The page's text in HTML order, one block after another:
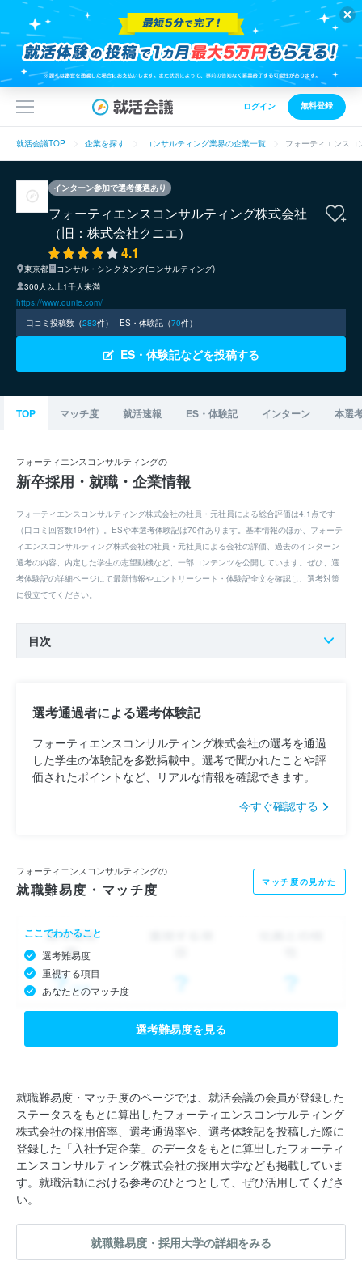
ログイン 無料登録
就活会議TOP 企業を探す コンサルティング業界の企業一覧 フォーティエンスコ
インターン参加で選考優遇あり
フォーティエンスコンサルティング株式会社
（旧：株式会社クニエ）
4.1
東京都
コンサル・シンクタンク(コンサルティング)
300人以上1千人未満
https://www.qunie.com/
口コミ投稿数（283件） ES・体験記（70件）
ES・体験記などを投稿する
TOP マッチ度 就活速報 ES・体験記 インターン 本選
フォーティエンスコンサルティングの
新卒採用・就職・企業情報
フォーティエンスコンサルティング株式会社の社員・元社員による総合評価は4.1点です
（口コミ回答数194件）。ESや本選考体験記は70件あります。基本情報のほか、フォーテ
ィエンスコンサルティング株式会社の社員・元社員による会社の評価、過去のインターン
選考の内容、内定した学生の志望動機など、一部コンテンツを公開しています。ぜひ、選
考体験記の詳細ページにて最新情報やエントリーシート・体験記全文を確認し、選考対策
に役立ててください。
目次
選考通過者による選考体験記
フォーティエンスコンサルティング株式会社の選考を通過
した学生の体験記を多数掲載中。選考で聞かれたことや評
価されたポイントなど、リアルな情報を確認できます。
今すぐ確認する
フォーティエンスコンサルティングの
就職難易度・マッチ度 マッチ度の見かた
ここでわかること
選考難易度
重視する項目
あなたとのマッチ度
選考難易度を見る
就職難易度・マッチ度のページでは、就活会議の会員が登録した
ステータスをもとに算出したフォーティエンスコンサルティング
株式会社の採用倍率、選考通過率や、選考体験記を投稿した際に
登録した「入社予定企業」のデータをもとに算出したフォーティ
エンスコンサルティング株式会社の採用大学なども掲載していま
す。就職活動における参考のひとつとして、ぜひ活用してくださ
い。
就職難易度・採用大学の詳細をみる